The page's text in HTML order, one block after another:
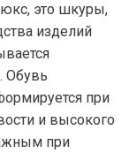
это шкуры,
изделий
Обувь
при
и высокого
при